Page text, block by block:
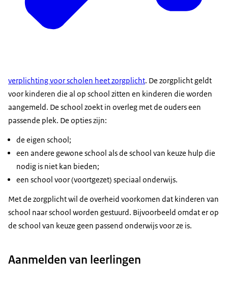
verplichting voor scholen heet zorgplicht. De zorgplicht geldt
voor kinderen die al op school zitten en kinderen die worden
aangemeld. De school zoekt in overleg met de ouders een
passende plek. De opties zijn:
de eigen school;
een andere gewone school als de school van keuze hulp die
nodig is niet kan bieden;
een school voor (voortgezet) speciaal onderwijs.
Met de zorgplicht wil de overheid voorkomen dat kinderen van
school naar school worden gestuurd. Bijvoorbeeld omdat er op
de school van keuze geen passend onderwijs voor ze is.
Aanmelden van leerlingen